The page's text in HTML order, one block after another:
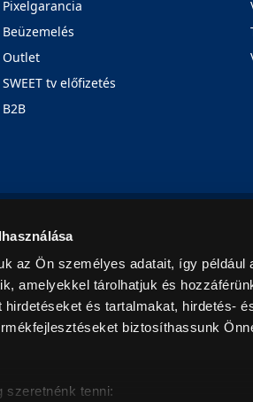
az Ön személyes adatait, így például
amelyekkel tárolhatjuk és
és tartalmakat, hirdetés-
biztosíthassunk
szeretnénk tenni:
Pixelgarancia
Beüzemelés
Outlet
SWEET tv előfizetés
B2B
jog fenntartva! Euronics Műszaki